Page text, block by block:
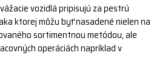
vozidlá pripisujú za pestrú
ktorej môžu byť nasadené nielen na
sortimentnou metódou, ale
operáciách napríklad v